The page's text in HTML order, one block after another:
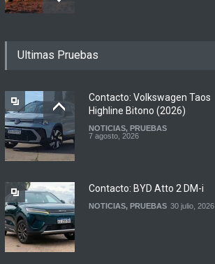
renovadas S2 y Skua 150 en
7 agosto, 2026
Argentina y Ecuador
Ultimas Pruebas
Contacto: Volkswagen Taos
Highline Bitono (2026)
NOTICIAS, PRUEBAS
7 agosto, 2026
Contacto: BYD Atto 2 DM-i
NOTICIAS, PRUEBAS 30 julio, 2026